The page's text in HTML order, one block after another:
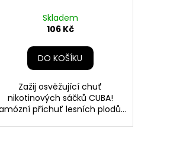
Skladem
106 Kč
DO KOŠÍKU
Zažij osvěžující chuť
nikotinových sáčků CUBA!
příchuť lesních plodů...